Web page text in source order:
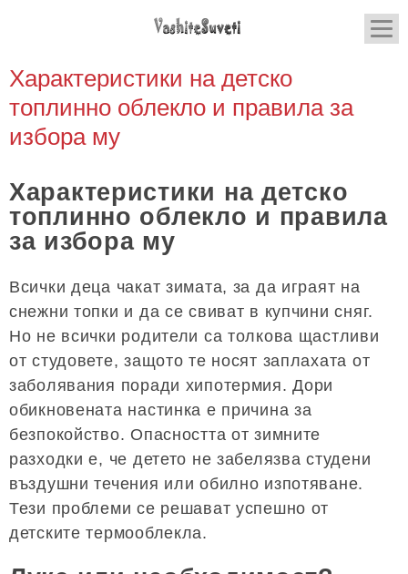
Характеристики на детско
топлинно облекло и правила за
избора му
Характеристики на детско
топлинно облекло и правила
за избора му
Всички деца чакат зимата, за да играят на
снежни топки и да се свиват в купчини сняг.
Но не всички родители са толкова щастливи
от студовете, защото те носят заплахата от
заболявания поради хипотермия. Дори
обикновената настинка е причина за
безпокойство. Опасността от зимните
разходки е, че детето не забелязва студени
въздушни течения или обилно изпотяване.
Тези проблеми се решават успешно от
детските термооблекла.